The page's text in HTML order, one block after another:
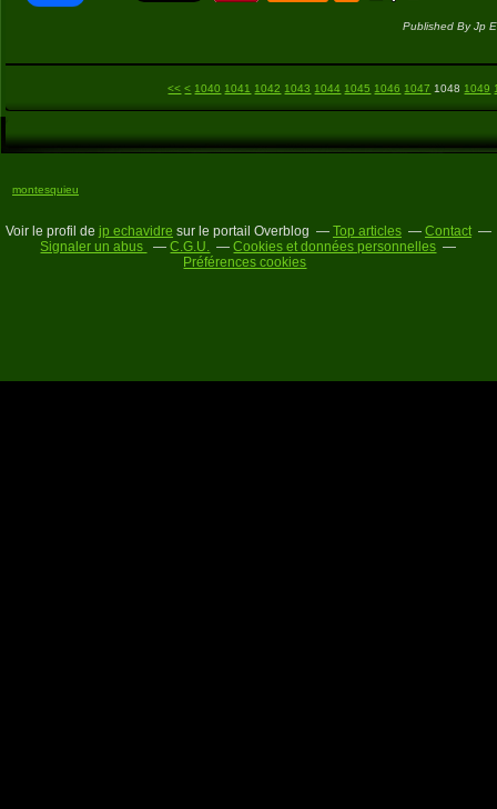
Published By Jp
<< < 1000
1010
1020
1030
1040 1041 1042 1043 1044 1045 1046 1047 1048 1049
montesquieu
Voir le profil de jp echavidre sur le portail Overblog Top articles
Contact
Signaler un abus
C.G.U.
Cookies et données personnelles
Préférences cookies